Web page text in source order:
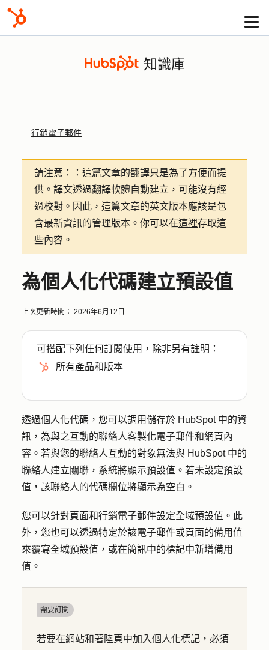
知識庫
行銷電子郵件
請注意：
：這篇文章的翻譯只是為了方便而提
供。譯文透過翻譯軟體自動建立，可能沒有經
過校對。因此，這篇文章的英文版本應該是包
含最新資訊的管理版本。你可以在這裡存取這
些內容。
為個人化代碼建立預設值
上次更新時間： 2026年6月12日
可搭配下列任何訂閱使用，除非另有註明：
所有產品和版本
透過個人化代碼， 您可以調用儲存於 HubSpot 中的資
訊，為與之互動的聯絡人客製化電子郵件和網頁內
容。若與您的聯絡人互動的對象無法與 HubSpot 中的
聯絡人建立關聯，系統將顯示預設值。若未設定預設
值，該聯絡人的代碼欄位將顯示為空白。
您可以針對頁面和行銷電子郵件設定全域預設值。此
外，您也可以透過特定於該電子郵件或頁面的備用值
來覆寫全域預設值，或在簡訊中的標記中新增備用
值。
需要訂閱
若要在網站和著陸頁中加入個人化標記，必須